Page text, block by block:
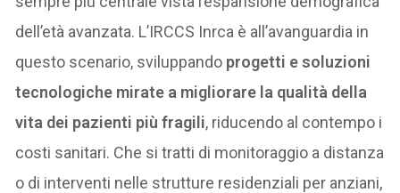
dell’età avanzata. L’IRCCS Inrca è all’avanguardia in
questo scenario, sviluppando progetti e soluzioni
tecnologiche mirate a migliorare la qualità della
vita dei pazienti più fragili, riducendo al contempo i
costi sanitari. Che si tratti di monitoraggio a distanza
o di interventi nelle strutture residenziali per anziani,